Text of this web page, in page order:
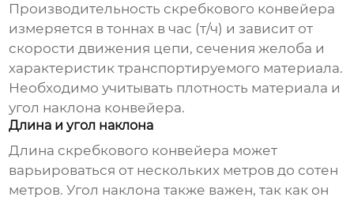
Производительность скребкового конвейера
измеряется в тоннах в час (т/ч) и зависит от
скорости движения цепи, сечения желоба и
характеристик транспортируемого материала.
Необходимо учитывать плотность материала и
угол наклона конвейера.
Длина и угол наклона
Длина скребкового конвейера может
варьироваться от нескольких метров до сотен
метров. Угол наклона также важен, так как он